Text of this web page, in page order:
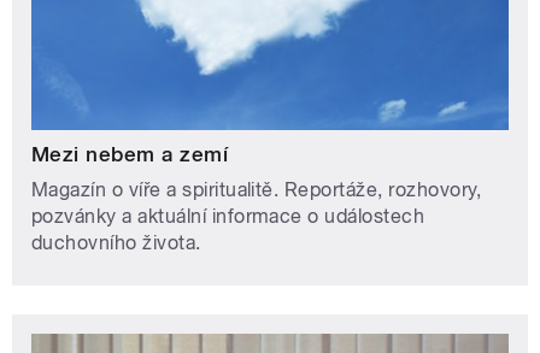
Mezi nebem a zemí
Magazín o víře a spiritualitě. Reportáže, rozhovory,
pozvánky a aktuální informace o událostech
duchovního života.